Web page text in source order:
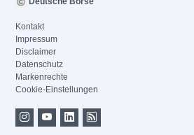
Kontakt
Impressum
Disclaimer
Datenschutz
Markenrechte
Cookie-Einstellungen